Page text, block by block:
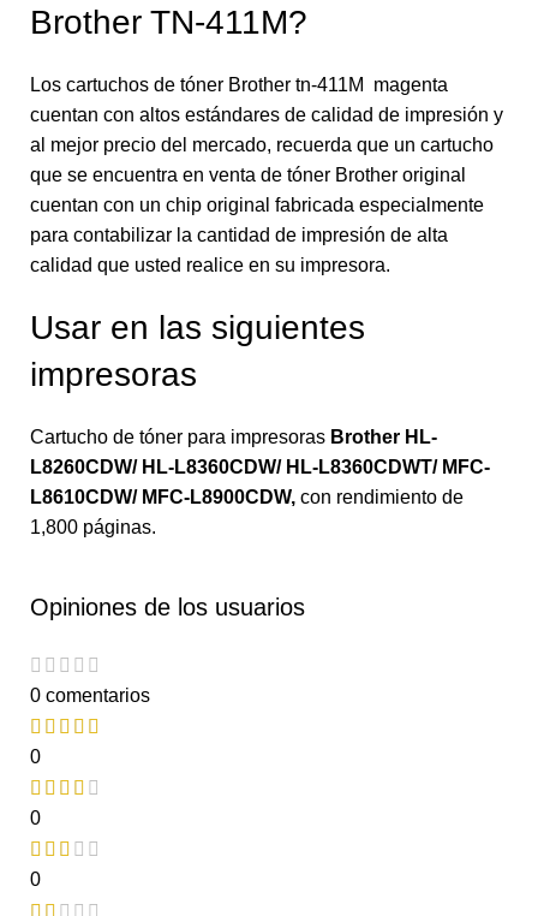
Brother TN-411M?
Los cartuchos de tóner Brother tn-411M magenta
cuentan con altos estándares de calidad de impresión y
al mejor precio del mercado, recuerda que un cartucho
que se encuentra en venta de tóner Brother original
cuentan con un chip original fabricada especialmente
para contabilizar la cantidad de impresión de alta
calidad que usted realice en su impresora.
Usar en las siguientes
impresoras
Cartucho de tóner para impresoras Brother HL-
L8260CDW/ HL-L8360CDW/ HL-L8360CDWT/ MFC-
L8610CDW/ MFC-L8900CDW, con rendimiento de
1,800 páginas.
Opiniones de los usuarios
0 comentarios
0
0
0